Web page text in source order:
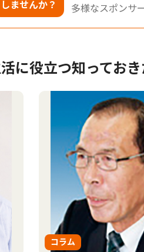
しませんか？
多様なスポンサ
に役立つ知ってお
コラム